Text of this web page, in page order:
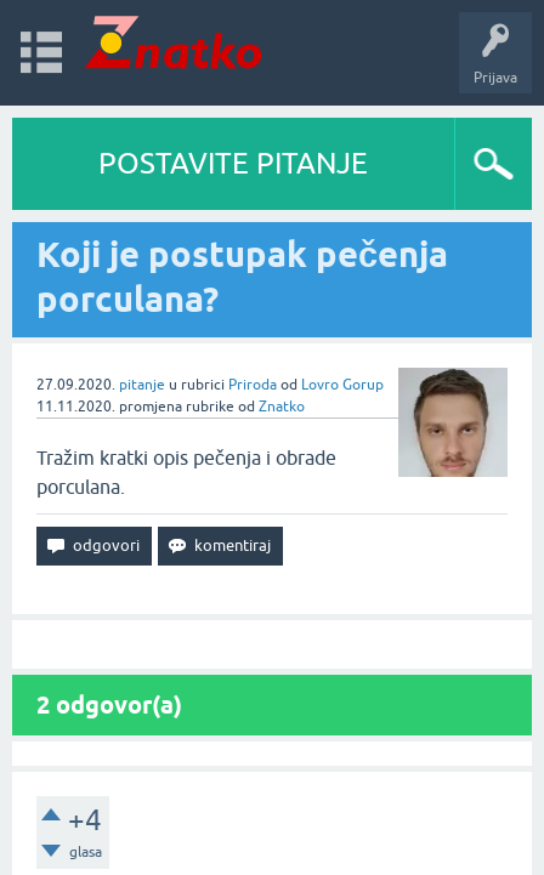
Prijava
POSTAVITE PITANJE
Koji je postupak pečenja
porculana?
27.09.2020. pitanje u rubrici Priroda od Lovro Gorup
11.11.2020. promjena rubrike od Znatko
Tražim kratki opis pečenja i obrade
porculana.
2 odgovor(a)
+4
glasa